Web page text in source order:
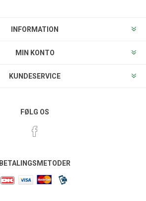
INFORMATION
MIN KONTO
KUNDESERVICE
FØLG OS
BETALINGSMETODER